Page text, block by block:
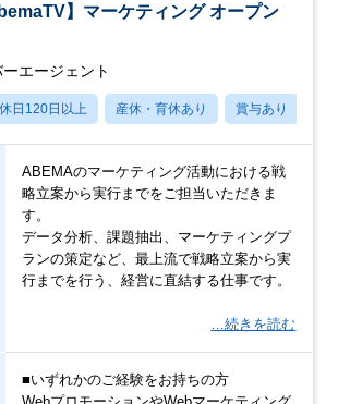
】マーケティング オープン
エージェント
休日120日以上 産休・育休あり 賞与あり
ABEMAのマーケティング活動における戦
略立案から実行までをご担当いただきま
す。
データ分析、課題抽出、マーケティングプ
ランの策定など、最上流で戦略立案から実
行までを行う、経営に直結する仕事です。
…続きを読む
■いずれかのご経験をお持ちの方